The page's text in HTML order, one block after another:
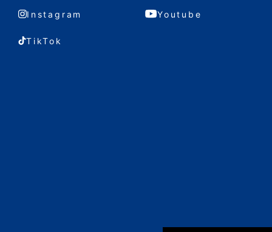
Instagram Youtube
TikTok